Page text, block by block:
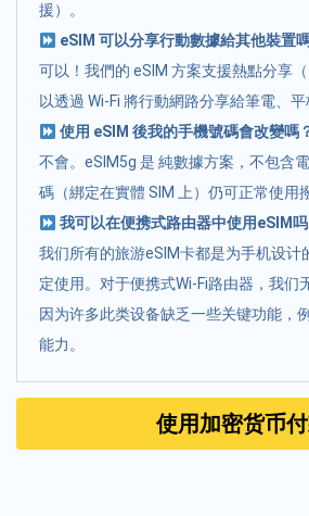
援）。
eSIM 可以分享行動數據給其他裝置
可以！我們的 eSIM 方案支援熱點分享
以透過 Wi-Fi 將行動網路分享給筆電、平
使用 eSIM 後我的手機號碼會改變嗎
不會。eSIM5g 是 純數據方案，不包含
碼（綁定在實體 SIM 上）仍可正常使用
我可以在便携式路由器中使用eSIM吗
我们所有的旅游eSIM卡都是为手机设计
定使用。对于便携式Wi-Fi路由器，我们
因为许多此类设备缺乏一些关键功能，
能力。
使用加密货币